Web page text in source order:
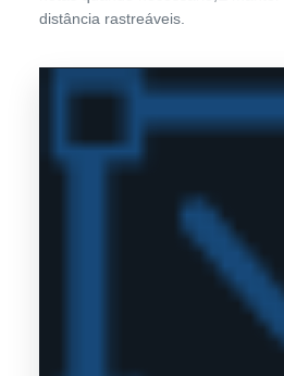
distância rastreáveis.